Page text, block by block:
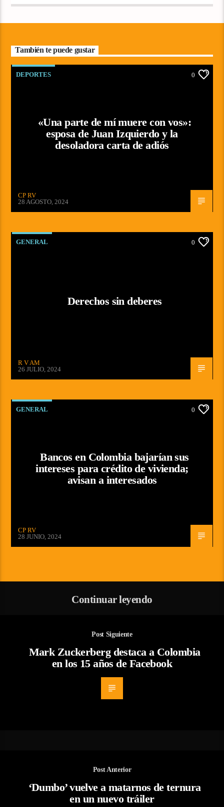
También te puede gustar
DEPORTES 0
«Una parte de mí muere con vos»:
esposa de Juan Izquierdo y la
desoladora carta de adiós
CP RV
28 AGOSTO, 2024
GENERAL 0
Derechos sin deberes
R V AM
26 JULIO, 2024
GENERAL 0
Bancos en Colombia bajarían sus
intereses para crédito de vivienda;
avisan a interesados
CP RV
28 JUNIO, 2024
Continuar leyendo
Post Siguiente
Mark Zuckerberg destaca a Colombia
en los 15 años de Facebook
Post Anterior
‘Dumbo’ vuelve a matarnos de ternura
en un nuevo tráiler